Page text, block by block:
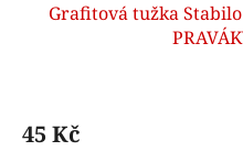
Grafitová tužka Stabilo
45 Kč